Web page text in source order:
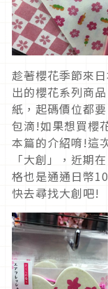
趁著櫻花季節來
出的櫻花系列商
紙，起碼價位都
包滴!如果想買櫻
本篇的介紹唷!這
「大創」，近期
格也是通通日幣
快去尋找大創吧!